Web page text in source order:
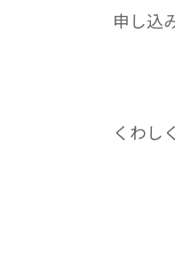
申し込
くわし